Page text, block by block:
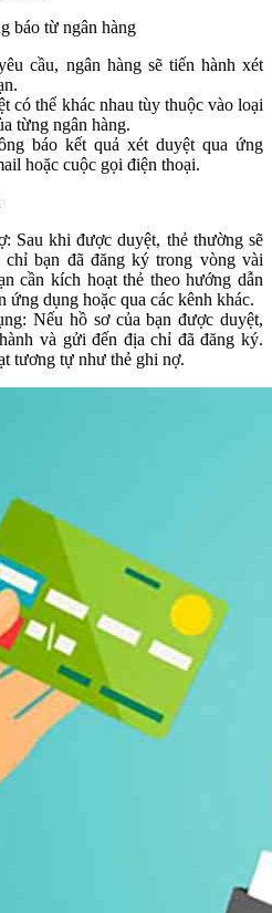
báo từ ngân hàng
cầu, ngân hàng sẽ tiến hành xét
có thể khác nhau tùy thuộc vào loại
từng ngân hàng.
báo kết quả xét duyệt qua ứng
hoặc cuộc gọi điện thoại.
Sau khi được duyệt, thẻ thường sẽ
bạn đã đăng ký trong vòng vài
cần kích hoạt thẻ theo hướng dẫn
ứng dụng hoặc qua các kênh khác.
Nếu hồ sơ của bạn được duyệt,
và gửi đến địa chỉ đã đăng ký.
tương tự như thẻ ghi nợ.